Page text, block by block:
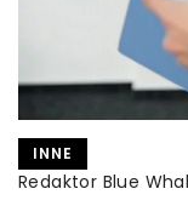
INNE
Redaktor Blue